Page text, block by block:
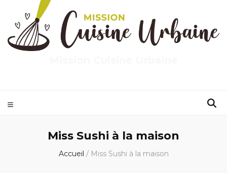
Miss Sushi à la maison
Accueil / Miss Sushi à la maison